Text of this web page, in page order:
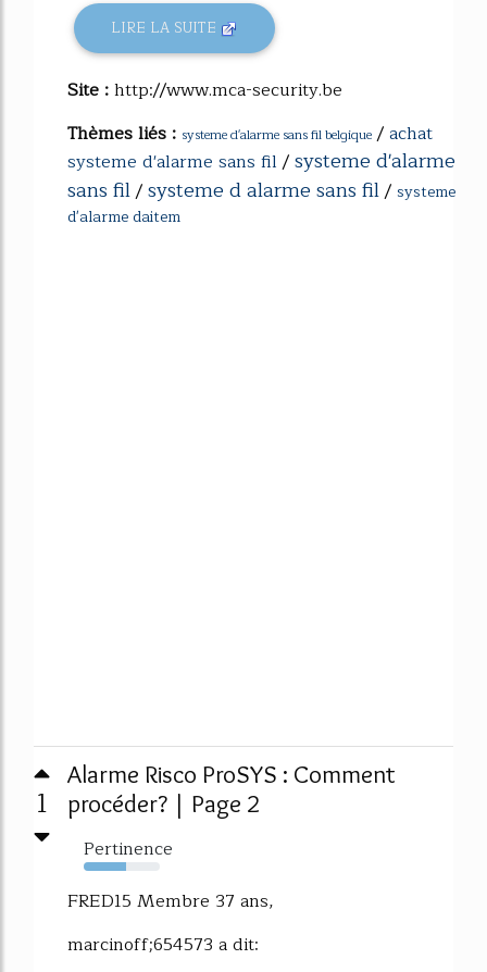
LIRE LA SUITE
Site :http://www.mca-security.be
Thèmes liés : systeme d'alarme sans fil belgique /achat
systeme d'alarme sans fil/systeme d'alarme
sans fil/systeme d alarme sans fil/ systeme
d'alarme daitem
1
Alarme Risco ProSYS : Comment
procéder? | Page 2
Pertinence
56%
FRED15 Membre 37 ans,
marcinoff;654573 a dit: